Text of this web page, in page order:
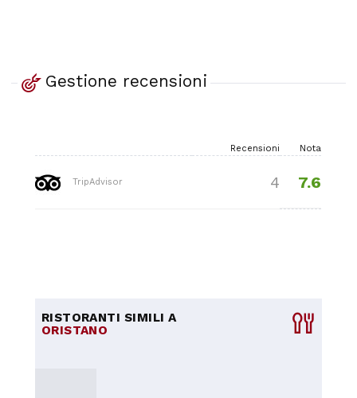
Gestione recensioni
Recensioni Nota
TripAdvisor 4 7.6
RISTORANTI SIMILI A
ORISTANO